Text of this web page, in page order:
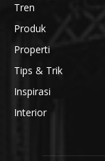
Tren
Produk
Properti
Tips & Trik
Inspirasi
Interior